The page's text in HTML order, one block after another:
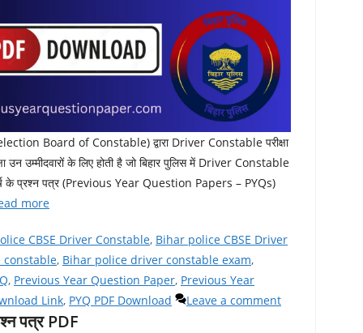
Board of Constable) द्वारा Driver Constable परीक्षा
उन उम्मीदवारों के लिए होती है जो बिहार पुलिस में Driver Constable
के प्रश्न पत्र (Previous Year Question Papers – PYQs)
more
CBSE Driver Constable, Bihar police CBSE Driver
constable, Bihar police driver constable exam,
, Previous Year Question Paper, Previous Year
Link, PYQ PDF Download Leave a comment
पत्र PDF